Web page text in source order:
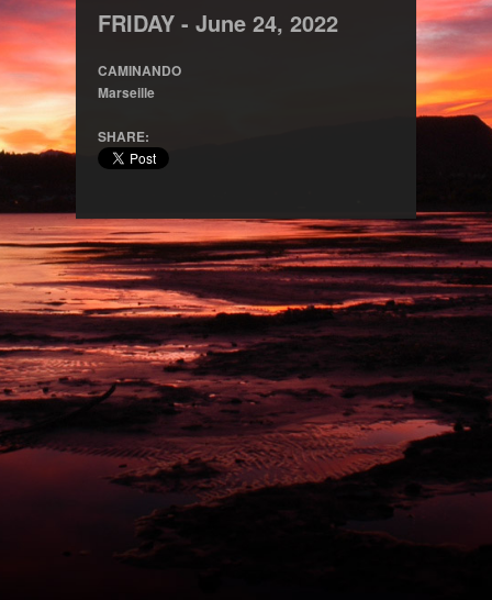
FRIDAY - June 24, 2022
CAMINANDO
Marseille
SHARE: